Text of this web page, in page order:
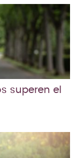
superen el